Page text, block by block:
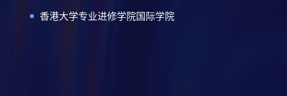
香港大学专业进修学院国际学院